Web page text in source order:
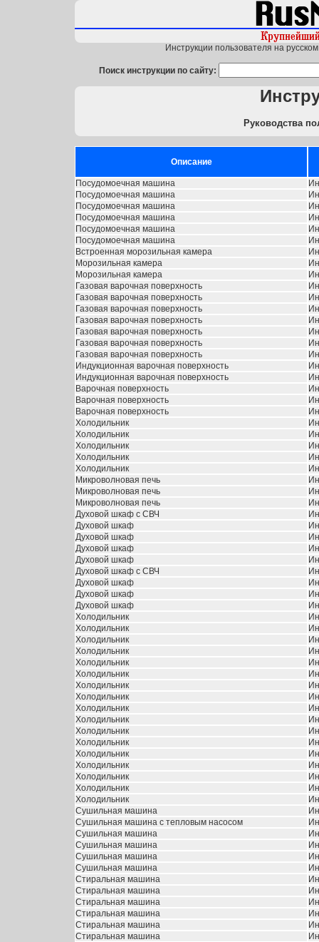
Инструкции пользователя на
Поиск инструкции по сайту:
Руководства
Описание
Посудомоечная машина
Посудомоечная машина
Посудомоечная машина
Посудомоечная машина
Посудомоечная машина
Посудомоечная машина
Встроенная морозильная камера
Морозильная камера
Морозильная камера
Газовая варочная поверхность
Газовая варочная поверхность
Газовая варочная поверхность
Газовая варочная поверхность
Газовая варочная поверхность
Газовая варочная поверхность
Газовая варочная поверхность
Индукционная варочная поверхность
Индукционная варочная поверхность
Варочная поверхность
Варочная поверхность
Варочная поверхность
Холодильник
Холодильник
Холодильник
Холодильник
Холодильник
Микроволновая печь
Микроволновая печь
Микроволновая печь
Духовой шкаф с СВЧ
Духовой шкаф
Духовой шкаф
Духовой шкаф
Духовой шкаф
Духовой шкаф с СВЧ
Духовой шкаф
Духовой шкаф
Духовой шкаф
Холодильник
Холодильник
Холодильник
Холодильник
Холодильник
Холодильник
Холодильник
Холодильник
Холодильник
Холодильник
Холодильник
Холодильник
Холодильник
Холодильник
Холодильник
Холодильник
Холодильник
Сушильная машина
Сушильная машина с тепловым насосом
Сушильная машина
Сушильная машина
Сушильная машина
Сушильная машина
Стиральная машина
Стиральная машина
Стиральная машина
Стиральная машина
Стиральная машина
Стиральная машина